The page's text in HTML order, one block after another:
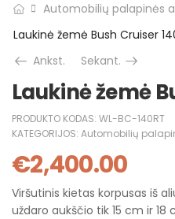
Automobilių palapinės
Laukinė žemė Bush Cruiser
Ankst.
Sekant.
Laukinė žemė
PRODUKTO KODAS: WL-BC-140RT
KATEGORIJOS: Automobilių
€2,400.00
Viršutinis kietas korpusas iš
uždaro aukščio tik 15 cm ir